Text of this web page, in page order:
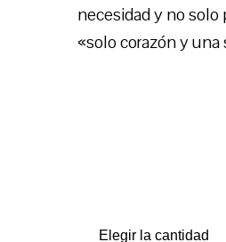
necesidad y no
«solo corazón y